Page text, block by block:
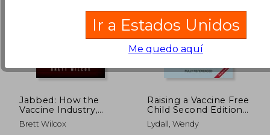
Jabbed: How the
Vaccine Industry,
Medical
Establishment, and
Brett Wilcox
Raising a Vaccine Free
Child Second Edition
(en Inglés)
Lydall, Wendy
Ir a Estados Unidos
Me quedo aquí